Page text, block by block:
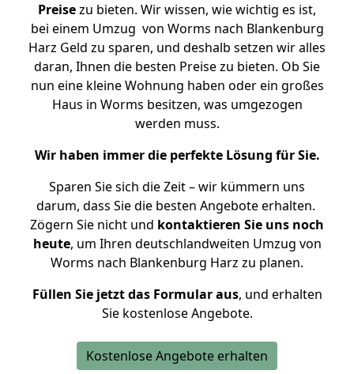
Preisezu bieten. Wir wissen, wie wichtig es ist,
bei einem Umzug von Worms nach Blankenburg
Harz Geld zu sparen, und deshalb setzen wir alles
daran, Ihnen die besten Preise zu bieten. Ob Sie
nun eine kleine Wohnung haben oder ein großes
Haus in Worms besitzen, was umgezogen
werden muss.
Wir haben immer die perfekte Lösung für Sie.
Sparen Sie sich die Zeit – wir kümmern uns
darum, dass Sie die besten Angebote erhalten.
Zögern Sie nicht und kontaktieren Sie uns noch
heute, um Ihren deutschlandweiten Umzug von
Worms nach Blankenburg Harz zu planen.
Füllen Sie jetzt das Formular aus, und erhalten
Sie kostenlose Angebote.
Kostenlose Angebote erhalten